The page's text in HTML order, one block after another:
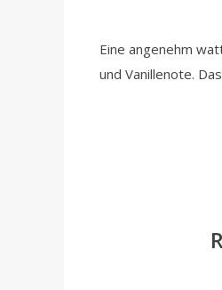
Eine angenehm
und Vanillenote.